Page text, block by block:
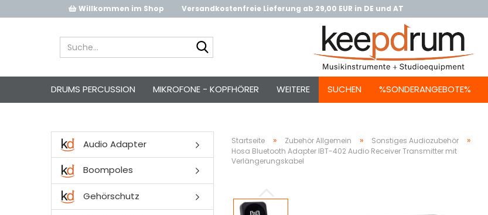
Willkommen im Shop Versandkostenfreie Lieferung ab 29,00 EUR in DE und AT
DRUMS PERCUSSION MIKROFONE - KOPFHÖRER SUCHEN %SONDERANGEBOTE%
WEITERE
Startseite » Zubehör Allgemein » Sonstiges Audiozubehör »
Hosa Bluetooth Adapter IBT-402 Audio Receiver Transmitter mit
Verlängerungskabel
Audio Adapter
Boompoles
Gehörschutz